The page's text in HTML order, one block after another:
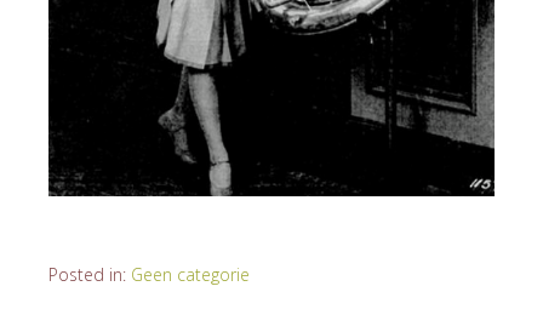
Posted in: Geen categorie